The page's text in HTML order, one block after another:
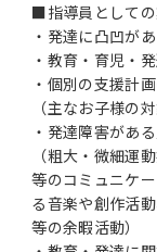
■指導員として
・発達に凸凹が
・教育・育児・
・個別の支援計
（主なお子様の
・発達障害があ
（粗大・微細運
等のコミュニケ
る音楽や創作活
等の余暇活動）